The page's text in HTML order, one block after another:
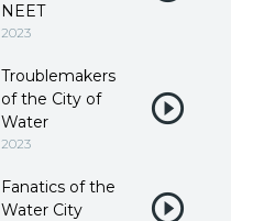
NEET
2023
Troublemakers
of the City of
Water
2023
Fanatics of the
Water City